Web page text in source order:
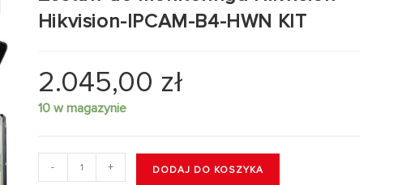
Hikvision-IPCAM-B4-HWN KIT
2.045,00 zł
10 w magazynie
- + DODAJ DO KOSZYKA